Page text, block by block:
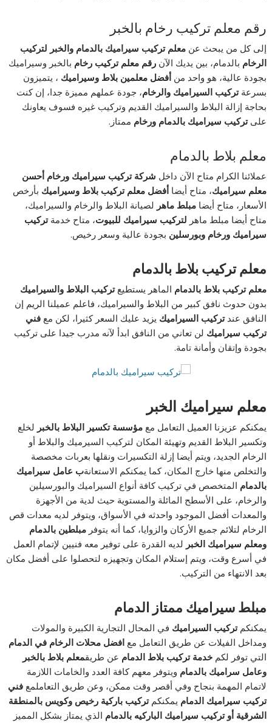
رقم معلم تركيب رخام بالخبر
إلى كل من يبحث عنمعلم تركيب سيراميك بالدمام والخبر لتركيب
الرخام بالدمام، بين يديك الآنرقم معلم تركيب رخام بالخبر وسيراميك
بجودة عالية، هو واحد منأفضل معلمين بلاط وسيراميك ، يتميزون
بسرعةتركيب السيراميك والرخام، جودة عملهم مميزة جدا، إن كنت
بحاجة إزالة البلاط والسيراميك القديم وتركيب غيره فسوف يعاونك
علىتركيب سيراميك بالدمام ورخام ممتاز.
معلم بلاط بالدمام
عملائنا الكرام متاح الآن داخل شركة تركيب سيراميك ورخام أحسن
معلم سيراميك، متاح أيضاأفضل معلم تركيب بلاط وسيراميك بأرخص
الأسعار، متاح أيضامبلط ماهر لصيانة البلاط والرخام والسيراميك،
متاح أيضا مبلط ماهر لتركيب سيراميك للبيوت، متاح خدمةتركيب
سيراميك ورخام وبورسلين بجودة عالية وسعر رخيص.
معلم تركيب بلاط بالدمام
معلم تركيب بلاط بالدمام الماهر يستطيعتركيب البلاط والسيراميك
بدون حدوث نافق كبير من البلاط والسيراميك، فاعلم عميلنا الريم إن
النافق عندتركيب السيراميك يزيد عليك السعر كثيرا، لكن معفني
تركيب سيراميك لن تعاني من النافق ابدأ لآنه مدرب جيدا على تركيب
بجودة وإتقان وأمانة تامة.
معلم سيراميك الخبر
يمكنكم عزيزنا العميل التعامل مع مؤسسة تكسير البلاط بالخبر لخلع
وتكسير البلاط القديم وتهيئة المكان لتركيب السيرميك والبلاط أو
الرخام الجديد، ويتم أيضا إزلة التكسيرات ونقلها بعربات مخصصة
والتخلص منها خارج المكان، كما يمكنكم الاستعانةب عامل سيراميك
بالدمام المتخصص في تركيب كافة أنواع السيراميك والبورسيلين
والرخام، على الأسطح المائلة والمستوية حيث لدية من الأجهزة
والمعدات أفضل الموجود واحدثه في الأسواق، ويتوفر لديه معدات قص
الرخام لتلائم جميع الأركان والزوايا، كما أنه يتوفر مبلطين بالدمام
ومعلم سيراميك الخبر لديه القدرة على توفير معه فنيين لإتمام العمل
في أسرع وقت، ويتم إستلام المكان وتجهيزه لتحصلوا على أفضل مكان
بعد الانتهاء من التركيب.
مبلط سيراميك ممتاز الدمام
يمكنكم تركيب السيراميك في المحال التجارية الكبيرة والمولات
ومداخل الفيلات عن طريق التعامل مع افضل محلات الرخام في الدمام
التي توفر لكمخدمةتركيب بلاط الدمام عن طريقمعلم بلاط بالخبر
وعامل سراميك بالدمام ويتوفر معهم كافة العدد والخامات اللازمة
لاتمام المهمة بنجاح وفي أقصر وقت ممكن، وعن طريق التعاملمع فني
تركيب سيراميك الدمام يمكنكمتركيب باركية رخيص وكويس بالمنطقة
الشرقية أو تركيب سيراميك الباركيه بالدمام الذي يمتاز بشكل المميز